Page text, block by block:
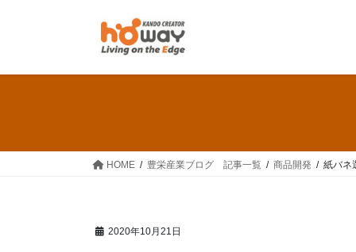
HOME 豊栄産業ブログ 記事一覧 商品開発 紙バネ
2020年10月21日